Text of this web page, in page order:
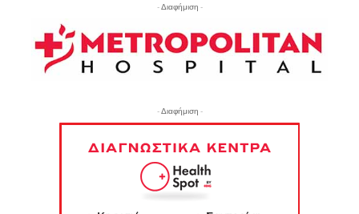
- Διαφήμιση -
- Διαφήμιση -